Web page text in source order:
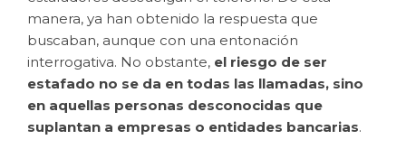
manera, ya han obtenido la respuesta que
buscaban, aunque con una entonación
interrogativa. No obstante, el riesgo de ser
estafado no se da en todas las llamadas, sino
en aquellas personas desconocidas que
suplantan a empresas o entidades bancarias.